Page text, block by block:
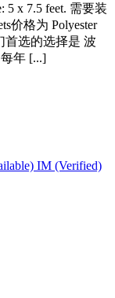
5 x 7.5 feet. 需要装
价格为 Polyester
首选的选择是 波
年 [...]
IM (Verified)